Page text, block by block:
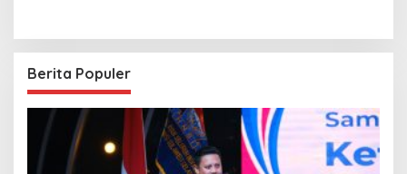
a
s
i
o
Berita Populer